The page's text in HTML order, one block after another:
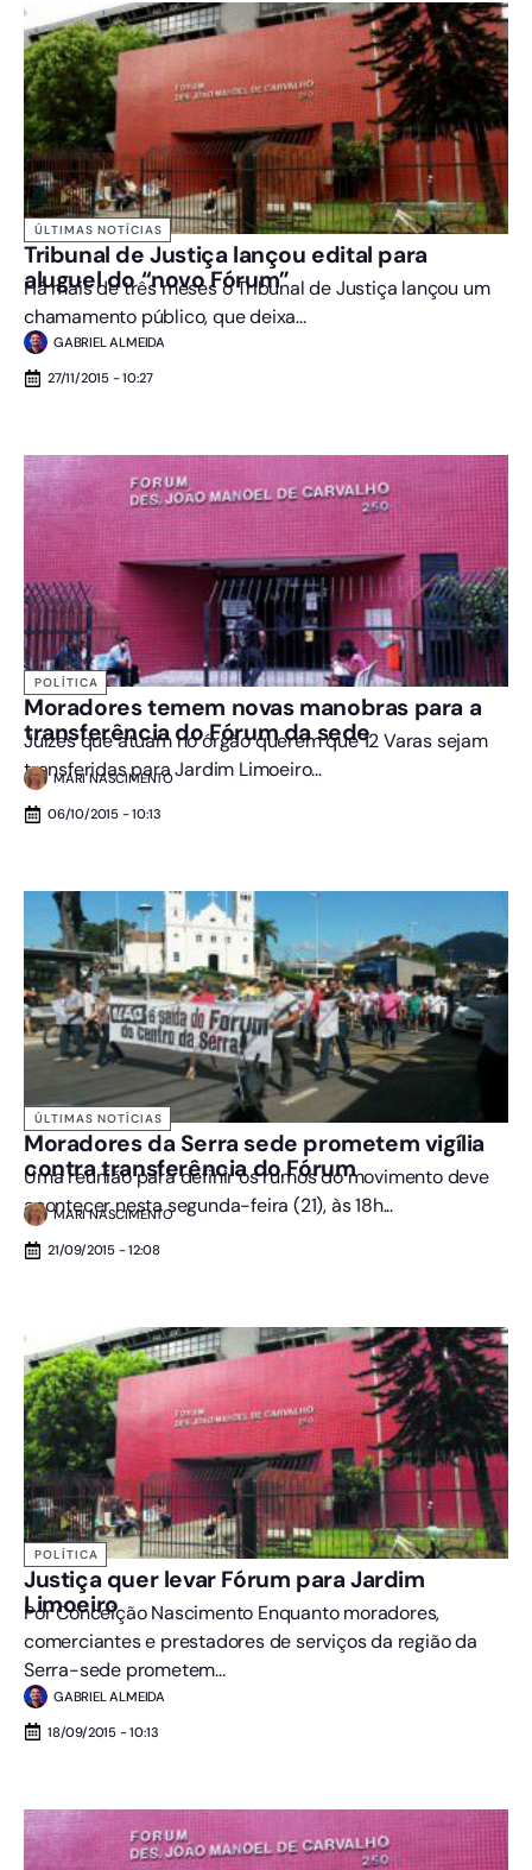
ÚLTIMAS NOTÍCIAS
Tribunal de Justiça lançou edital para
aluguel do “novo Fórum”
Há mais de três meses o Tribunal de Justiça lançou um
chamamento público, que deixa...
GABRIEL ALMEIDA
27/11/2015 - 10:27
POLÍTICA
Moradores temem novas manobras para a
transferência do Fórum da sede
Juízes que atuam no órgão querem que 12 Varas sejam
transferidas para Jardim Limoeiro...
MARI NASCIMENTO
06/10/2015 - 10:13
ÚLTIMAS NOTÍCIAS
Moradores da Serra sede prometem vigília
contra transferência do Fórum
Uma reunião para definir os rumos do movimento deve
acontecer nesta segunda-feira (21), às 18h...
MARI NASCIMENTO
21/09/2015 - 12:08
POLÍTICA
Justiça quer levar Fórum para Jardim
Limoeiro
Por Conceição Nascimento Enquanto moradores,
comerciantes e prestadores de serviços da região da
Serra-sede prometem...
GABRIEL ALMEIDA
18/09/2015 - 10:13